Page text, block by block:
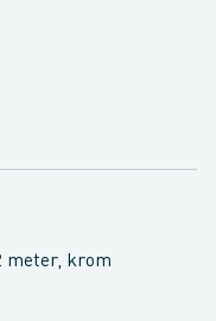
meter, krom